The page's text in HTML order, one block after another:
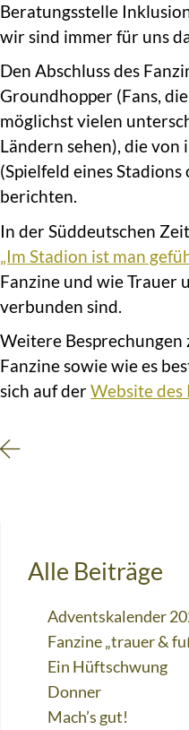
Beratungsstelle
wir sind immer für uns da
Den Abschluss des
Groundhopper (Fans,
möglichst vielen
Ländern sehen), die von
(Spielfeld eines
berichten.
In der Süddeutschen
„Im Stadion ist man
Fanzine und wie Trauer
verbunden sind.
Weitere Besprechungen
Fanzine sowie wie es
sich auf derWebsite
Alle Beiträge
Adventskalender
Fanzine „trauer &
Ein Hüftschwung
Donner
Mach’s gut!